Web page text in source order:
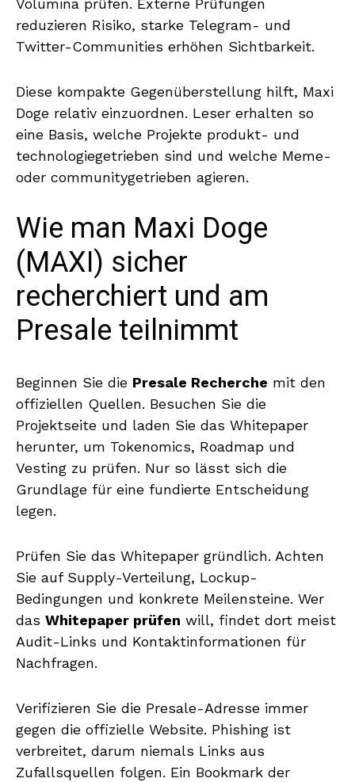
reduzieren Risiko, starke Telegram- und
Twitter-Communities erhöhen Sichtbarkeit.
Diese kompakte Gegenüberstellung hilft, Maxi
Doge relativ einzuordnen. Leser erhalten so
eine Basis, welche Projekte produkt- und
technologiegetrieben sind und welche Meme-
oder communitygetrieben agieren.
Wie man Maxi Doge
(MAXI) sicher
recherchiert und am
Presale teilnimmt
Beginnen Sie die Presale Recherche mit den
offiziellen Quellen. Besuchen Sie die
Projektseite und laden Sie das Whitepaper
herunter, um Tokenomics, Roadmap und
Vesting zu prüfen. Nur so lässt sich die
Grundlage für eine fundierte Entscheidung
legen.
Prüfen Sie das Whitepaper gründlich. Achten
Sie auf Supply-Verteilung, Lockup-
Bedingungen und konkrete Meilensteine. Wer
das Whitepaper prüfen will, findet dort meist
Audit-Links und Kontaktinformationen für
Nachfragen.
Verifizieren Sie die Presale-Adresse immer
gegen die offizielle Website. Phishing ist
verbreitet, darum niemals Links aus
Zufallsquellen folgen. Ein Bookmark der